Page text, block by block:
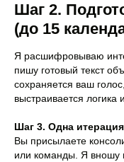
Шаг 2.
(до 15
Я расшифровываю
пишу готовый текст
сохраняется ваш
выстраивается логика
Шаг 3. Одна
Вы присылаете
или команды. Я вношу